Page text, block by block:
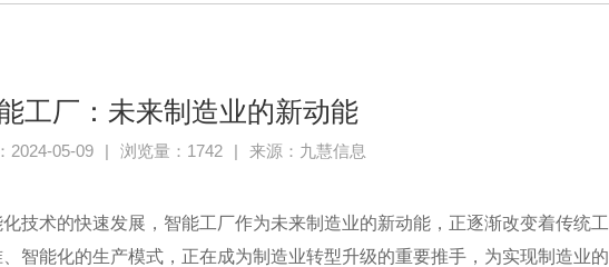
工厂：未来制造业的新动能
2024-05-09 | 浏览量：1742 | 来源：九慧信息
技术的快速发展，智能工厂作为未来制造业的新动能，正逐渐改变着传统工
智能化的生产模式，正在成为制造业转型升级的重要推手，为实现制造业的